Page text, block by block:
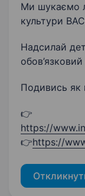
Ми шукаємо
культури
Надсилай
Подивись
👉
https://
👉https://